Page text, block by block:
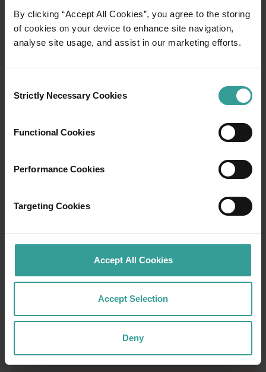
By clicking “Accept All Cookies”, you agree to the storing
of cookies on your device to enhance site navigation,
analyse site usage, and assist in our marketing efforts.
Selection
Strictly Necessary Cookies
Functional Cookies
Performance Cookies
Targeting Cookies
Accept All Cookies
Accept Selection
Deny
charme des paysages captivants de l'Ouest
ensoleillée d'Australie et centre culturel
dynamique. Pour commencer votre séjour, rien
attractions touristiques nichées en pleine
nature et proposant des expériences
culinaires originales.